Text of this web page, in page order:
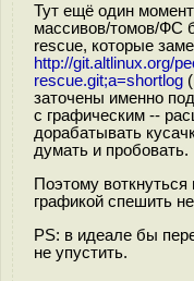
Тут ещё один
массивов/томов/ФС
rescue, которые
http://git.altlinux.org/
rescue.git;a=shortlog
заточены именно
с графическим --
дорабатывать
думать и пробовать.
Поэтому
графикой спешить
PS: в идеале бы
не упустить.